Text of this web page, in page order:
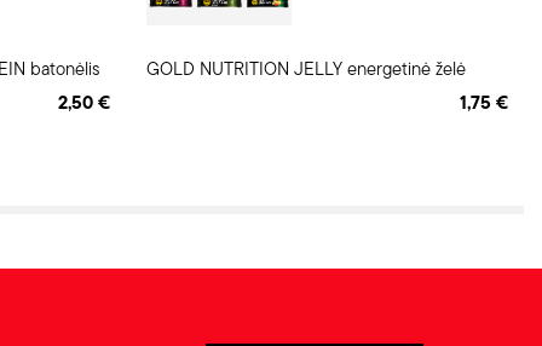
batonėlis
2,50 €
GOLD NUTRITION JELLY energetinė želė
1,75 €